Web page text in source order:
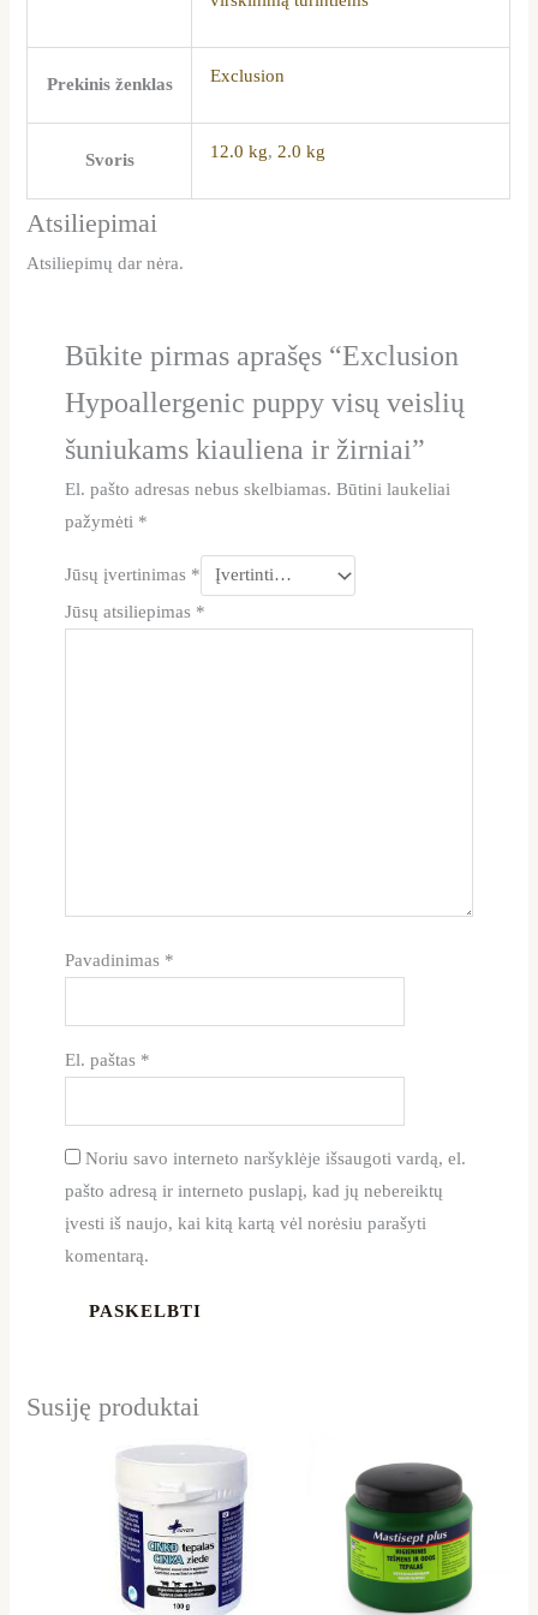
Prekinis ženklas Exclusion
Svoris 12.0 kg, 2.0 kg
Atsiliepimai
Atsiliepimų dar nėra.
Būkite pirmas aprašęs “Exclusion
Hypoallergenic puppy visų veislių
šuniukams kiauliena ir žirniai”
El. pašto adresas nebus skelbiamas. Būtini laukeliai
pažymėti *
Jūsų įvertinimas *
Jūsų atsiliepimas *
Pavadinimas *
El. paštas *
Noriu savo interneto naršyklėje išsaugoti vardą, el.
pašto adresą ir interneto puslapį, kad jų nebereiktų
įvesti iš naujo, kai kitą kartą vėl norėsiu parašyti
komentarą.
Susiję produktai